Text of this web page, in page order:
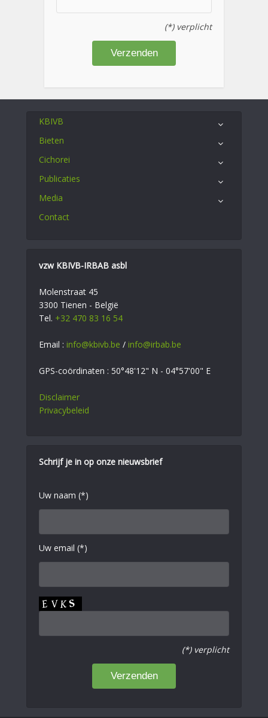
(*) verplicht
KBIVB
Bieten
Cichorei
Publicaties
Media
Contact
vzw KBIVB-IRBAB asbl
Molenstraat 45
3300 Tienen - België
Tel. +32 470 83 16 54
Email : info@kbivb.be / info@irbab.be
GPS-coördinaten : 50°48'12" N - 04°57'00" E
Disclaimer
Privacybeleid
Schrijf je in op onze nieuwsbrief
Uw naam (*)
Uw email (*)
(*) verplicht